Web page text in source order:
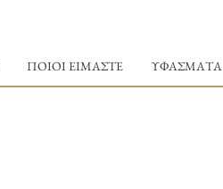
ΠΟΙΟΙ ΕΙΜΑΣΤΕ ΥΦΑΣΜΑΤΑ